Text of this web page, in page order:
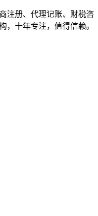
注册、代理记账、财税咨
，十年专注，值得信赖。